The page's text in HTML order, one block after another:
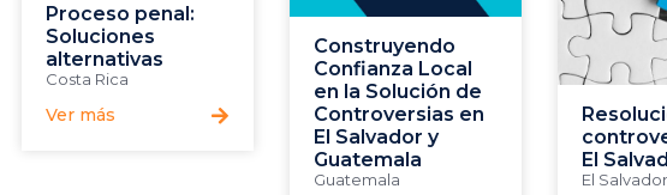
Proceso penal:
Soluciones
alternativas
Costa Rica
Ver más
Construyendo
Confianza Local
en la Solución de
Controversias en
El Salvador y
Guatemala
Guatemala
El
El Salvador